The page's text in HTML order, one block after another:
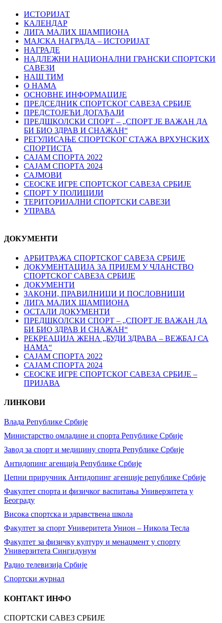
ИСТОРИЈАТ
КАЛЕНДАР
ЛИГА МАЛИХ ШАМПИОНА
МАЈСКА НАГРАДА – ИСТОРИЈАТ
НАГРАДЕ
НАДЛЕЖНИ НАЦИОНАЛНИ ГРАНСКИ СПОРТСКИ
САВЕЗИ
НАШ ТИМ
О НАМА
ОСНОВНЕ ИНФОРМАЦИЈЕ
ПРЕДСЕДНИК СПОРТСКОГ САВЕЗА СРБИЈЕ
ПРЕДСТОЈЕЋИ ДОГАЂАЈИ
ПРЕДШКОЛСКИ СПОРТ – „СПОРТ ЈЕ ВАЖАН ДА
БИ БИО ЗДРАВ И СНАЖАН“
РЕГУЛИСАЊЕ СПОРТСKОГ СТАЖА ВРХУНСKИХ
СПОРТИСТА
САЈАМ СПОРТА 2022
САЈАМ СПОРТА 2024
САЈМОВИ
СЕОСКЕ ИГРЕ СПОРТСКОГ САВЕЗА СРБИЈЕ
СПОРТ У ПОЛИЦИЈИ
ТЕРИТОРИЈАЛНИ СПОРТСКИ САВЕЗИ
УПРАВА
ДОКУМЕНТИ
АРБИТРАЖА СПОРТСКОГ САВЕЗА СРБИЈЕ
ДОКУМЕНТАЦИЈА ЗА ПРИЈЕМ У ЧЛАНСТВО
СПОРТСКОГ САВЕЗА СРБИЈЕ
ДОКУМЕНТИ
ЗАКОНИ, ПРАВИЛНИЦИ И ПОСЛОВНИЦИ
ЛИГА МАЛИХ ШАМПИОНА
ОСТАЛИ ДОКУМЕНТИ
ПРЕДШКОЛСКИ СПОРТ – „СПОРТ ЈЕ ВАЖАН ДА
БИ БИО ЗДРАВ И СНАЖАН“
РЕКРЕАЦИЈА ЖЕНА „БУДИ ЗДРАВА – ВЕЖБАЈ СА
НАМА“
САЈАМ СПОРТА 2022
САЈАМ СПОРТА 2024
СЕОСКЕ ИГРЕ СПОРТСКОГ САВЕЗА СРБИЈЕ –
ПРИЈАВА
ЛИНКОВИ
Влада Републике Србије
Министарство омладине и спорта Републике Србије
Завод за спорт и медицину спорта Републике Србије
Антидопинг агенција Републике Србије
Џепни приручник Антидопинг агенције републике Србије
Факултет спорта и физичког васпитања Универзитета у
Београду
Висока спортска и здравствена школа
Факултет за спорт Универитета Унион – Никола Тесла
Факултет за физичку културу и менаџмент у спорту
Универзитета Сингидунум
Радио телевизија Србије
Спортски журнал
КОНТАКТ ИНФО
СПОРТСКИ САВЕЗ СРБИЈЕ